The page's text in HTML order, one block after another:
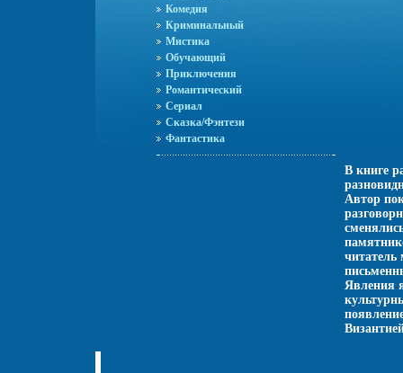
Комедия
Криминальный
Мистика
Обучающий
Приключения
Романтический
Сериал
Сказка/Фэнтези
Фантастика
В книге
Автор
читатель
Явления